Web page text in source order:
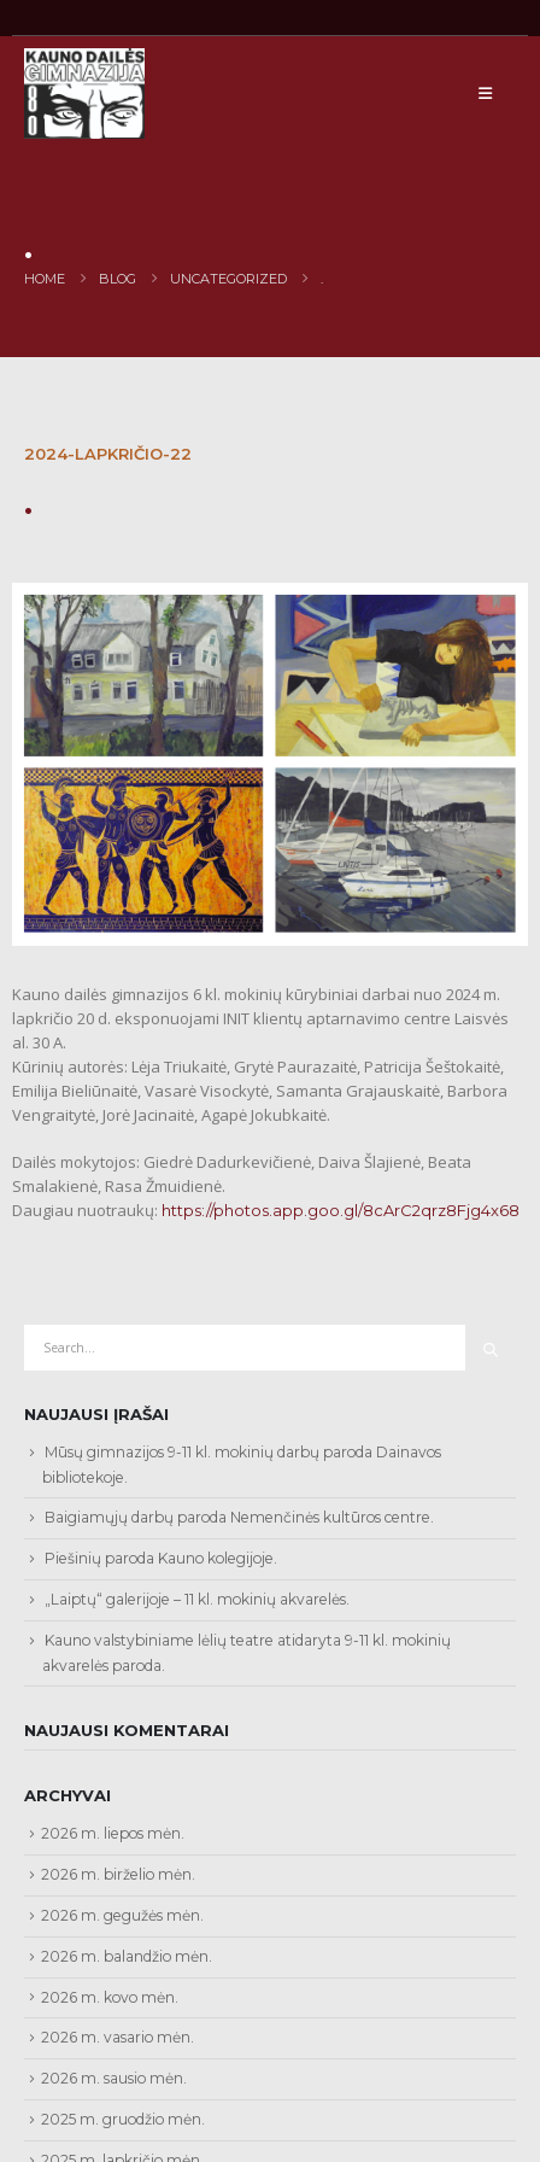
.
HOME BLOG UNCATEGORIZED .
2024-LAPKRIČIO-22
.
Kauno dailės gimnazijos 6 kl. mokinių kūrybiniai darbai nuo 2024 m.
lapkričio 20 d. eksponuojami INIT klientų aptarnavimo centre Laisvės
al. 30 A.
Kūrinių autorės: Lėja Triukaitė, Grytė Paurazaitė, Patricija Šeštokaitė,
Emilija Bieliūnaitė, Vasarė Visockytė, Samanta Grajauskaitė, Barbora
Vengraitytė, Jorė Jacinaitė, Agapė Jokubkaitė.
Dailės mokytojos: Giedrė Dadurkevičienė, Daiva Šlajienė, Beata
Smalakienė, Rasa Žmuidienė.
Daugiau nuotraukų: https://photos.app.goo.gl/8cArC2qrz8Fjg4x68
NAUJAUSI ĮRAŠAI
Mūsų gimnazijos 9-11 kl. mokinių darbų paroda Dainavos
bibliotekoje.
Baigiamųjų darbų paroda Nemenčinės kultūros centre.
Piešinių paroda Kauno kolegijoje.
„Laiptų“ galerijoje – 11 kl. mokinių akvarelės.
Kauno valstybiniame lėlių teatre atidaryta 9-11 kl. mokinių
akvarelės paroda.
NAUJAUSI KOMENTARAI
ARCHYVAI
2026 m. liepos mėn.
2026 m. birželio mėn.
2026 m. gegužės mėn.
2026 m. balandžio mėn.
2026 m. kovo mėn.
2026 m. vasario mėn.
2026 m. sausio mėn.
2025 m. gruodžio mėn.